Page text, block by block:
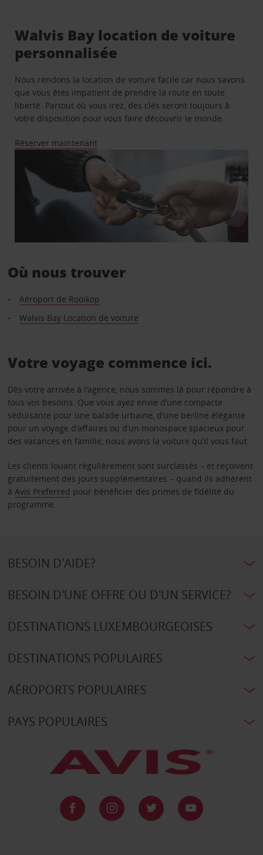
Walvis Bay location de voiture
personnalisée
Nous rendons la location de voiture facile car nous savons
que vous êtes impatient de prendre la route en toute
liberté. Partout où vous irez, des clés seront toujours à
votre disposition pour vous faire découvrir le monde.
Réserver maintenant
Où nous trouver
Aéroport de Rooikop
Walvis Bay Location de voiture
Votre voyage commence ici.
Dès votre arrivée à l’agence, nous sommes là pour répondre à
tous vos besoins. Que vous ayez envie d’une compacte
séduisante pour une balade urbaine, d’une berline élégante
pour un voyage d’affaires ou d’un monospace spacieux pour
des vacances en famille, nous avons la voiture qu’il vous faut.
Les clients louant régulièrement sont surclassés – et reçoivent
gratuitement des jours supplémentaires – quand ils adhèrent
à Avis Preferred pour bénéficier des primes de fidélité du
programme.
BESOIN D'AIDE?
BESOIN D'UNE OFFRE OU D'UN SERVICE?
DESTINATIONS LUXEMBOURGEOISES
DESTINATIONS POPULAIRES
AÉROPORTS POPULAIRES
PAYS POPULAIRES